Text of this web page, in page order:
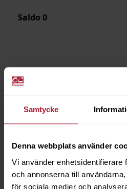
Samtycke
Denna webbplats använder
Vi använder enhetsidentifierare
och annonserna till
för sociala medier och
Saldo 0